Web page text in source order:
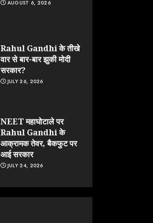
AUGUST 6, 2026
Rahul Gandhi के तीखे
वार से बार-बार झुकी मोदी
सरकार?
JULY 26, 2026
NEET महाघोटाले पर
Rahul Gandhi के
आक्रामक तेवर, बैकफुट पर
आई सरकार
JULY 24, 2026
Jantar Mantar